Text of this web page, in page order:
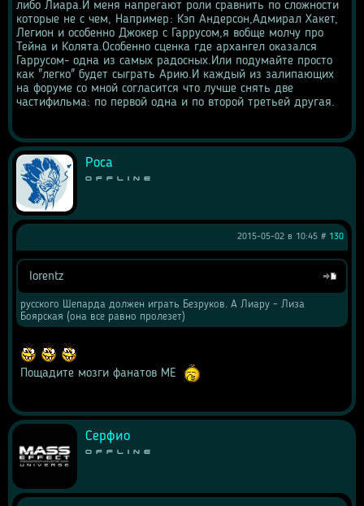
либо Лиара.И меня напрегают роли сравнить по сложности
которые не с чем, Например: Кэп Андерсон,Адмирал Хакет,
Легион и особенно Джокер с Гаррусом,я вобще молчу про
Тейна и Колята.Особенно сценка где архангел оказался
Гаррусом- одна из самых радосных.Или подумайте просто
как "легко" будет сыграть Арию.И каждый из залипающих
на форуме со мной согласится что лучше снять две
частифильма: по первой одна и по второй третьей другая.
Роса
Offline
2015-05-02 в 10:45 # 130
lorentz
русского Шепарда должен играть Безруков. А Лиару - Лиза
Боярская (она все равно пролезет)
Пощадите мозги фанатов МЕ
Серфио
Offline